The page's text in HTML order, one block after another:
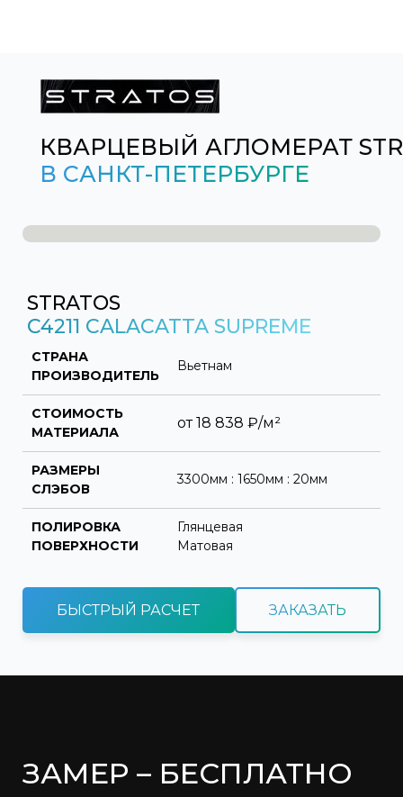
КВАРЦЕВЫЙ АГЛОМЕРАТ
В САНКТ-ПЕТЕРБУРГЕ
STRATOS
C4211 CALACATTA SUPREME
СТРАНА
ПРОИЗВОДИТЕЛЬ
Вьетнам
СТОИМОСТЬ
МАТЕРИАЛА
от18 838 ₽/м²
РАЗМЕРЫ
СЛЭБОВ
3300мм : 1650мм : 20мм
ПОЛИРОВКА
ПОВЕРХНОСТИ
Глянцевая
Матовая
БЫСТРЫЙ РАСЧЕТ ЗАКАЗАТЬ
ЗАМЕР – БЕСПЛАТНО